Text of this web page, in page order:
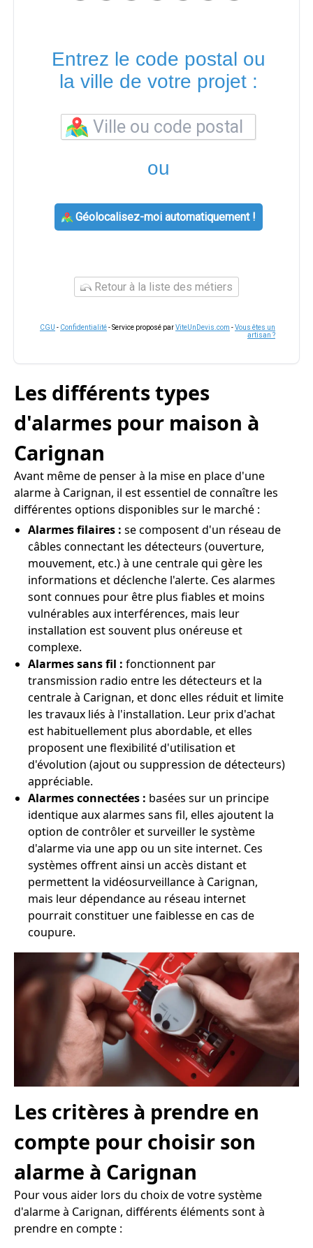
Entrez le code postal ou
la ville de votre projet :
ou
Géolocalisez-moi automatiquement !
Retour à la liste des métiers
CGU - Confidentialité- Service proposé parViteUnDevis.com -Vous êtes un
artisan ?
Les différents types
d'alarmes pour maison à
Carignan
Avant même de penser à la mise en place d'une
alarme à Carignan, il est essentiel de connaître les
différentes options disponibles sur le marché :
Alarmes filaires : se composent d'un réseau de
câbles connectant les détecteurs (ouverture,
mouvement, etc.) à une centrale qui gère les
informations et déclenche l'alerte. Ces alarmes
sont connues pour être plus fiables et moins
vulnérables aux interférences, mais leur
installation est souvent plus onéreuse et
complexe.
Alarmes sans fil : fonctionnent par
transmission radio entre les détecteurs et la
centrale à Carignan, et donc elles réduit et limite
les travaux liés à l'installation. Leur prix d'achat
est habituellement plus abordable, et elles
proposent une flexibilité d'utilisation et
d'évolution (ajout ou suppression de détecteurs)
appréciable.
Alarmes connectées : basées sur un principe
identique aux alarmes sans fil, elles ajoutent la
option de contrôler et surveiller le système
d'alarme via une app ou un site internet. Ces
systèmes offrent ainsi un accès distant et
permettent la vidéosurveillance à Carignan,
mais leur dépendance au réseau internet
pourrait constituer une faiblesse en cas de
coupure.
Les critères à prendre en
compte pour choisir son
alarme à Carignan
Pour vous aider lors du choix de votre système
d'alarme à Carignan, différents éléments sont à
prendre en compte :